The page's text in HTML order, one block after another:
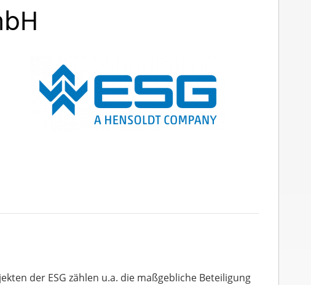
der ESG zählen u.a. die maßgebliche Beteiligung